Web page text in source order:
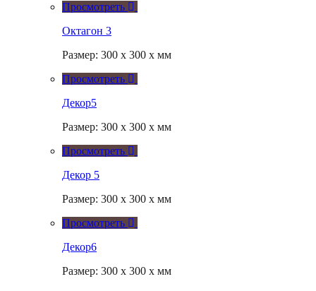
Просмотреть
Октагон 3
Размер: 300 x 300 x мм
Просмотреть
Декор5
Размер: 300 x 300 x мм
Просмотреть
Декор 5
Размер: 300 x 300 x мм
Просмотреть
Декор6
Размер: 300 x 300 x мм